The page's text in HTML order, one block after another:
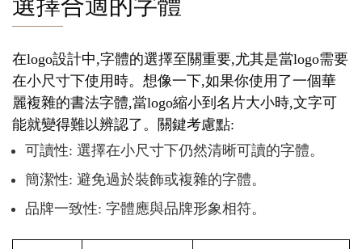
選擇合適的字體
在logo設計中,字體的選擇至關重要,尤其是當logo需要
在小尺寸下使用時。想像一下,如果你使用了一個華
麗複雜的書法字體,當logo縮小到名片大小時,文字可
能就變得難以辨認了。關鍵考慮點:
可讀性: 選擇在小尺寸下仍然清晰可讀的字體。
簡潔性: 避免過於裝飾或複雜的字體。
品牌一致性: 字體應與品牌形象相符。